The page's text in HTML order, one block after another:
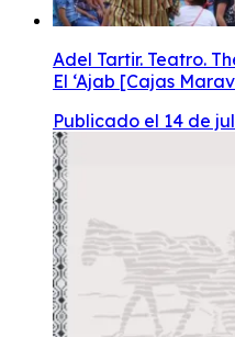
Adel Tartir. Teatro.
El ‘Ajab [Cajas
Publicado el 14 de